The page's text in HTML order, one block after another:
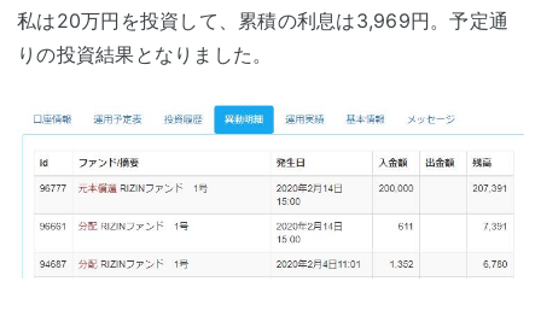
私は20万円を投資して、累積の利息は3,969円。予定通
りの投資結果となりました。